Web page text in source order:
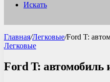
Искать
Главная/Легковые/Ford T:
Легковые
Ford T: